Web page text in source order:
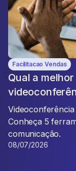
Facilitacao Vendas
Qual a
Conheça 5
comunicação.
08/07/2026